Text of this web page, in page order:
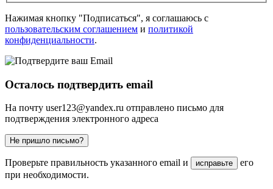
Нажимая кнопку "Подписаться", я соглашаюсь с
пользовательским соглашением и политикой
конфиденциальности.
Осталось подтвердить email
На почту user123@yandex.ru отправлено письмо для
подтверждения электронного адреса
Не пришло письмо?
Проверьте правильность указанного email и исправьте
его
при необходимости.